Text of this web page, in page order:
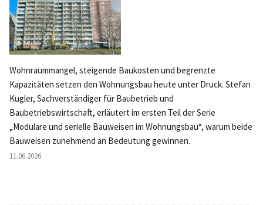
Wohnraummangel, steigende Baukosten und begrenzte
Kapazitäten setzen den Wohnungsbau heute unter Druck. Stefan
Kugler, Sachverständiger für Baubetrieb und
Baubetriebswirtschaft, erläutert im ersten Teil der Serie
„Modulare und serielle Bauweisen im Wohnungsbau“, warum beide
Bauweisen zunehmend an Bedeutung gewinnen.
11.06.2026